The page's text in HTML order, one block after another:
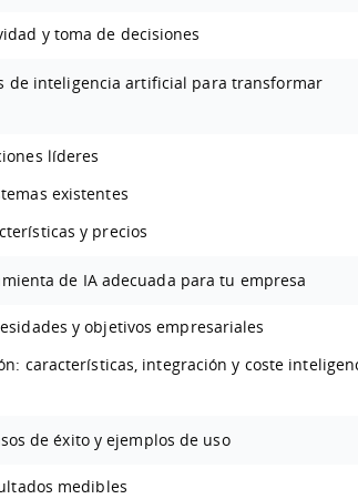
y toma de decisiones
de inteligencia artificial para transformar
líderes
existentes
y precios
de IA adecuada para tu empresa
y objetivos empresariales
características, integración y coste
de éxito y ejemplos de uso
medibles